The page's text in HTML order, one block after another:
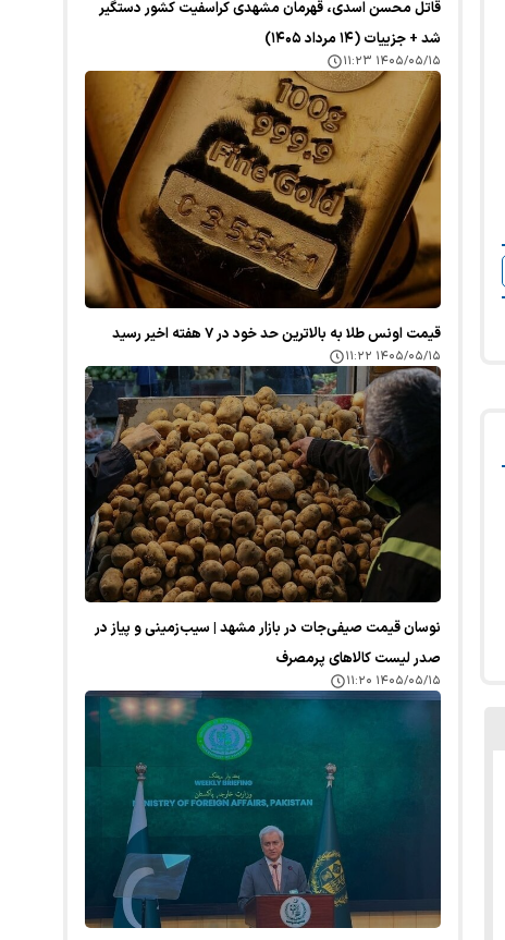
قاتل محسن اسدی، قهرمان مشهدی کراسفیت کشور دستگیر
شد + جزییات (۱۴ مرداد ۱۴۰۵)
۱۴۰۵/۰۵/۱۵ ۱۱:۲۳
قیمت اونس طلا به بالاترین حد خود در ۷ هفته اخیر رسید
۱۴۰۵/۰۵/۱۵ ۱۱:۲۲
نوسان قیمت صیفی‌جات در بازار مشهد | سیب‌زمینی و پیاز در
صدر لیست کالا‌های پرمصرف
۱۴۰۵/۰۵/۱۵ ۱۱:۲۰